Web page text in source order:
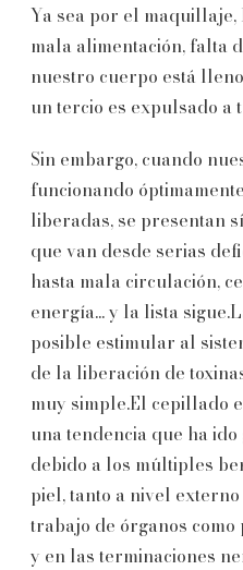
Ya sea por el maquillaje,
mala alimentación, falta
nuestro cuerpo está
un tercio es expulsado a
Sin embargo, cuando
funcionando
liberadas, se presentan
que van desde serias
hasta mala circulación,
energía... y la lista
posible estimular al
de la liberación de
muy simple.El cepillado
una tendencia que ha
debido a los múltiples
piel, tanto a nivel
trabajo de órganos
y en las terminaciones